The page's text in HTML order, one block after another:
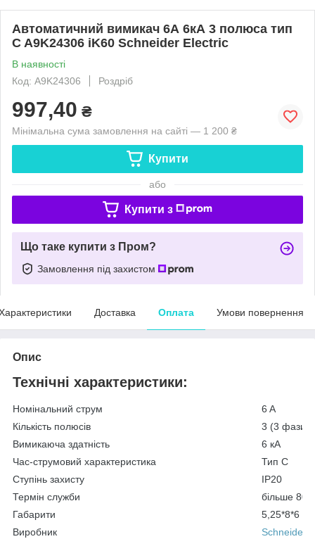
Автоматичний вимикач 6А 6кА 3 полюса тип
C A9K24306 iK60 Schneider Electric
В наявності
Код: A9K24306
Роздріб
997,40 ₴
Мінімальна сума замовлення на сайті — 1 200 ₴
Купити
або
Купити з
Що таке купити з Пром?
Замовлення під захистом
Доставка Оплата Умови повернення
Опис
Технічні характеристики:
Номінальний струм
6 A
Кількість полюсів
3 (3 фази)
Вимикаюча здатність
6 кА
Час-струмовий характеристика
Тип C
Ступінь захисту
IP20
Термін служби
більше
Габарити
5,25*8*6 см
Виробник
Schneider